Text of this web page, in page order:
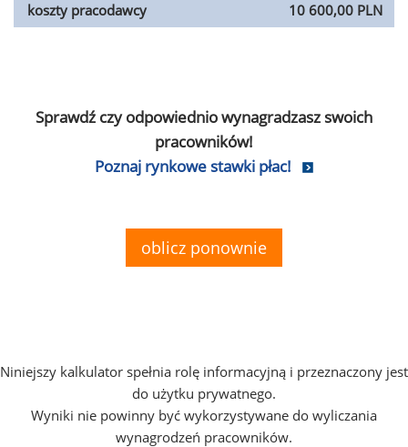
koszty pracodawcy
10 600,00 PLN
Sprawdź czy odpowiednio wynagradzasz swoich
pracowników!
Poznaj rynkowe stawki płac!
oblicz ponownie
Niniejszy kalkulator spełnia rolę informacyjną i przeznaczony jest
do użytku prywatnego.
Wyniki nie powinny być wykorzystywane do wyliczania
wynagrodzeń pracowników.